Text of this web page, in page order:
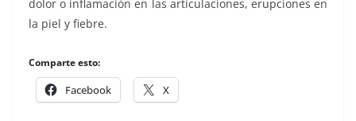
dolor o inflamación en las articulaciones, erupciones en
la piel y fiebre.
Comparte esto:
Facebook X